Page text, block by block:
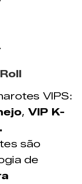
VIPS:
, VIP K-
são
de